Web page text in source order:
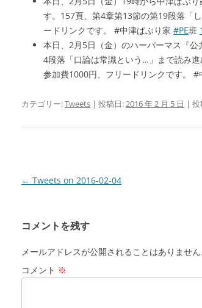
す。157頁、第4章第13節の第19段落「
ードリンクです。 #中津ぱぶり家 #PE班
本日、2月5日（金）のハーバーマス『
4段落「口論は常識という…」まで読み
参加費1000円、フリードリンクです。 #
カテゴリー:Tweets | 投稿日:2016 年 2 月 5 日 | 投
投
ビ
ゲ
ー
シ
← Tweets on 2016-02-04
コメントを残す
メールアドレスが公開されることはありません
コメント ※